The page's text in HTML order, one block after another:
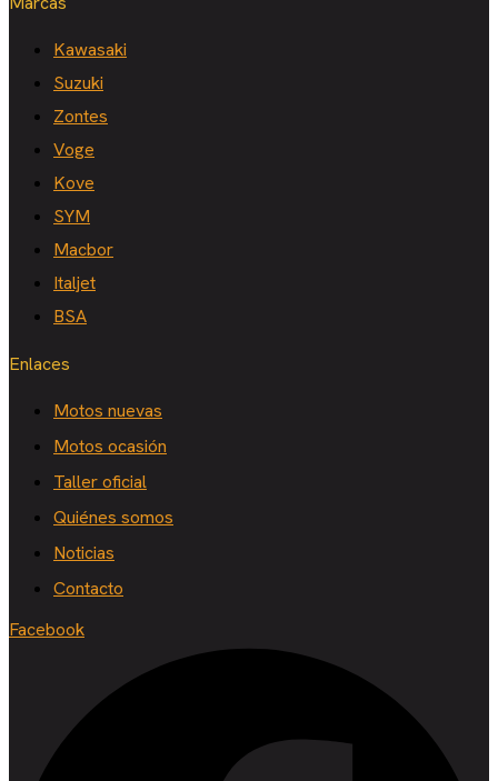
Kawasaki
Suzuki
Zontes
Voge
Kove
SYM
Macbor
Italjet
BSA
Enlaces
Motos nuevas
Motos ocasión
Taller oficial
Quiénes somos
Noticias
Contacto
Facebook